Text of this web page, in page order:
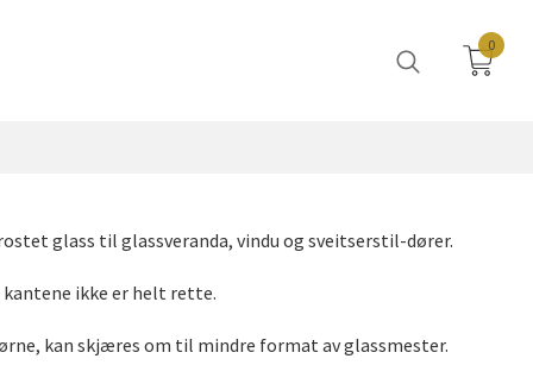
0
glass til glassveranda, vindu og sveitserstil-dører.
kantene ikke er helt rette.
kan skjæres om til mindre format av glassmester.